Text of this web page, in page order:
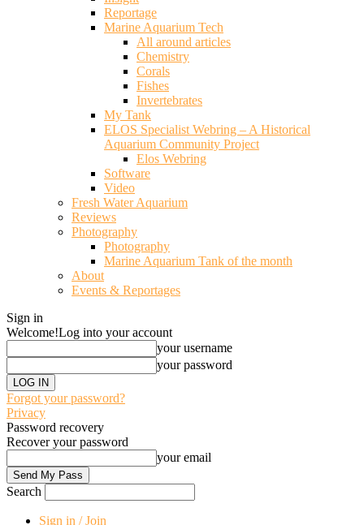
Reportage
Marine Aquarium Tech
All around articles
Chemistry
Corals
Fishes
Invertebrates
My Tank
ELOS Specialist Webring – A Historical
Aquarium Community Project
Elos Webring
Software
Video
Fresh Water Aquarium
Reviews
Photography
Photography
Marine Aquarium Tank of the month
About
Events & Reportages
Sign in
Welcome!Log into your account
your username
your password
Forgot your password?
Privacy
Password recovery
Recover your password
your email
Search
Sign in / Join